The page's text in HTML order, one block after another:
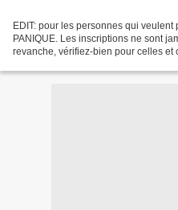
EDIT: pour les personnes qui veulent
PANIQUE. Les inscriptions ne sont
revanche, vérifiez-bien pour celles et